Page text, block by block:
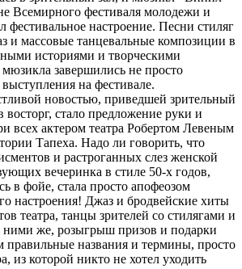
Всемирного фестиваля молодежи и
фестивальное настроение. Песни стиляг
и массовые танцевальные композиции в
историями и творческими
завершились не просто
на фестивале.
новостью, приведшей зрительный
восторг, стало предложение руки и
всех актером театра Робертом Левеным
Тапеха. Надо ли говорить, что
и растроганных слез женской
вечеринка в стиле 50-х годов,
в фойе, стала просто апофеозом
настроения! Джаз и бродвейские хиты
театра, танцы зрителей со стилягами и
ними же, розыгрыш призов и подарки
правильные названия и термины, просто
из которой никто не хотел уходить